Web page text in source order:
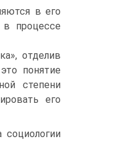
в его
в процессе
отделив
понятие
степени
его